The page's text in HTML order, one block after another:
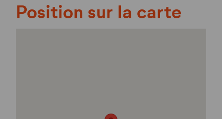
Position sur la carte